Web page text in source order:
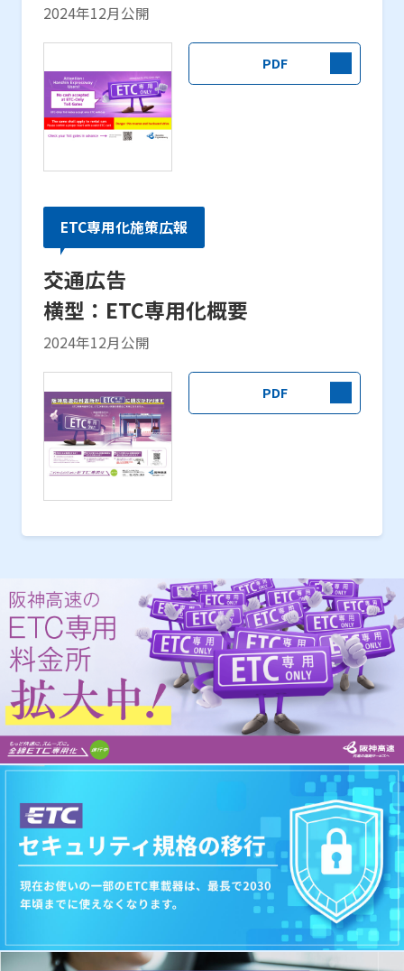
2024年12月公開
PDF
ETC専用化施策広報
交通広告
横型：ETC専用化概要
2024年12月公開
PDF